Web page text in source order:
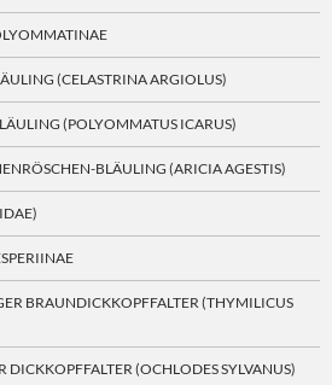
(CELASTRINA ARGIOLUS)
(POLYOMMATUS ICARUS)
BLÄULING (ARICIA AGESTIS)
BRAUNDICKKOPFFALTER (THYMILICUS
DICKKOPFFALTER (OCHLODES SYLVANUS)